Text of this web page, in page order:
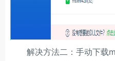
解决方法二：手动下载